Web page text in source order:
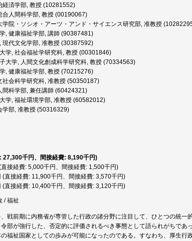
経済学部, 教授 (10281552)
合人間科学部, 教授 (00190067)
学院・ソシオ・アーツ・アンド・サイエンス研究部, 准教授
, 健康福祉学部, 講師 (90387481)
現代文化学部, 准教授 (30387592)
学, 社会福祉学研究科, 教授 (00301846)
大学, 人間文化創成科学研究科, 教授 (70334563)
, 健康福祉学部, 教授 (70215276)
社会科学研究科, 准教授 (50350187)
間科学部, 兼任講師 (60424321)
学, 福祉環境学部, 准教授 (60582012)
学部, 准教授 (50316329)
27,300千円、間接経費: 8,190千円)
接経費: 5,000千円、間接経費: 1,500千円)
直接経費: 11,900千円、間接経費: 3,570千円)
直接経費: 10,400千円、間接経費: 3,120千円)
/ 福祉
戦前期に内務省が専管した行政の諸分野に注目して、ひとつの統
部が強行した、否定的に評価されるべき事態として語られがちで
福祉国家としての歩みが可能になったのである。すなわち、厚生